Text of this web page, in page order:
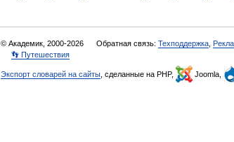
© Академик, 2000-2026 Обратная связь: Техподдержка
👣 Путешествия
Экспорт словарей на сайты , сделанные на PHP, Joomla,